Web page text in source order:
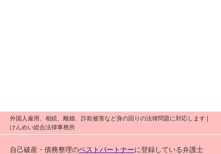
外国人雇用、相続、離婚、詐欺被害など身の回りの法律問題に対応します |
けんめい総合法律事務所
自己破産・債務整理のベストパートナーに登録している弁護士